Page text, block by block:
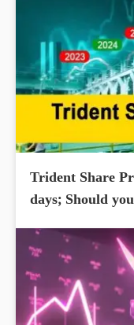
Trident Share
days; Should